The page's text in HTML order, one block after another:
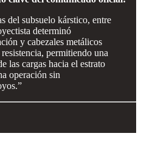
del subsuelo kárstico, entre
determinó
y cabezales metálicos
permitiendo una
las cargas hacia el estrato
operación sin